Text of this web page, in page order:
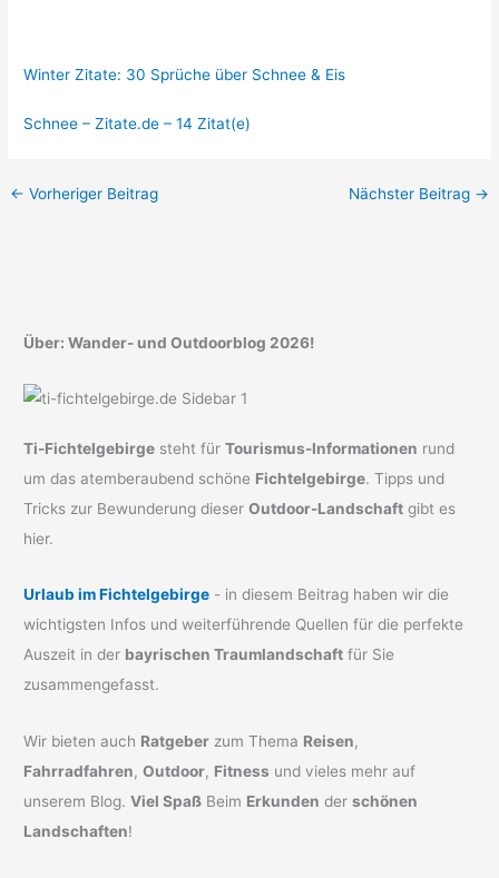
Winter Zitate: 30 Sprüche über Schnee & Eis
Schnee – Zitate.de – 14 Zitat(e)
← Vorheriger Beitrag Nächster Beitrag →
Über: Wander- und Outdoorblog 2026!
Ti-Fichtelgebirge steht fürTourismus-Informationen rund
um das atemberaubend schöne Fichtelgebirge. Tipps und
Tricks zur Bewunderung dieserOutdoor-Landschaft gibt es
hier.
Urlaub im Fichtelgebirge - in diesem Beitrag haben wir die
wichtigsten Infos und weiterführende Quellen für die perfekte
Auszeit in der bayrischen Traumlandschaft für Sie
zusammengefasst.
Wir bieten auch Ratgeber zum Thema Reisen,
Fahrradfahren,Outdoor, Fitness und vieles mehr auf
unserem Blog.Viel Spaß Beim Erkunden derschönen
Landschaften!